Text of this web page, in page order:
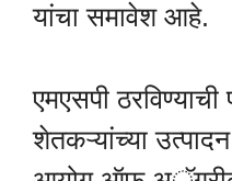
यांचा समावेश आहे.
एमएसपी
शेतकऱ्यांच्या